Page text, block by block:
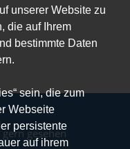
unserer Website zu
die auf Ihrem
bestimmte Daten
sein, die zum
Webseite
persistente
auf ihrem
gesehen